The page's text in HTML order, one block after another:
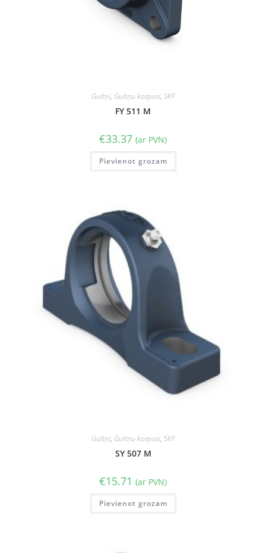
Gultņi, Gultņu korpusi, SKF
FY 511 M
€33.37 (ar PVN)
Pievienot grozam
Gultņi, Gultņu korpusi, SKF
SY 507 M
€15.71 (ar PVN)
Pievienot grozam